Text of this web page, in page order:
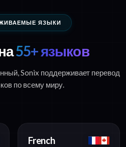
ЯЗЫКИ
55+ языков
Sonix поддерживает перевод
по всему миру.
French